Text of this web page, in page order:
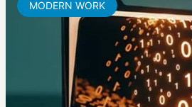
MODERN WORK